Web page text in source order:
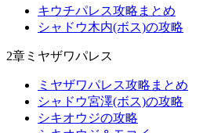
キウチパレス攻略まとめ
シャドウ木内(ボス)の攻略
2章ミヤザワパレス
ミヤザワパレス攻略まとめ
シャドウ宮澤(ボス)の攻略
シキオウジの攻略